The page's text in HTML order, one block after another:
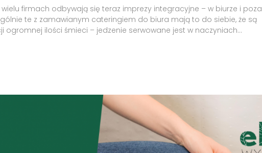
wielu firmach odbywają się teraz imprezy integracyjne – w biurze i poza
te z zamawianym cateringiem do biura mają to do siebie, że są
ogromnej ilości śmieci – jedzenie serwowane jest w naczyniach...